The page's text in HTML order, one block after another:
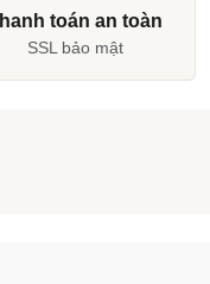
toán an toàn
SSL bảo mật